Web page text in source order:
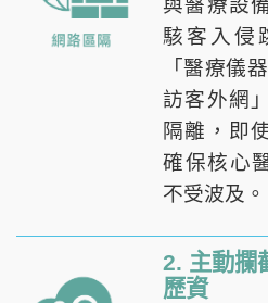
與醫療設
駭客入侵
「醫療儀
訪客外網
隔離，即
確保核心
不受波及。
2. 主動攔
歷資